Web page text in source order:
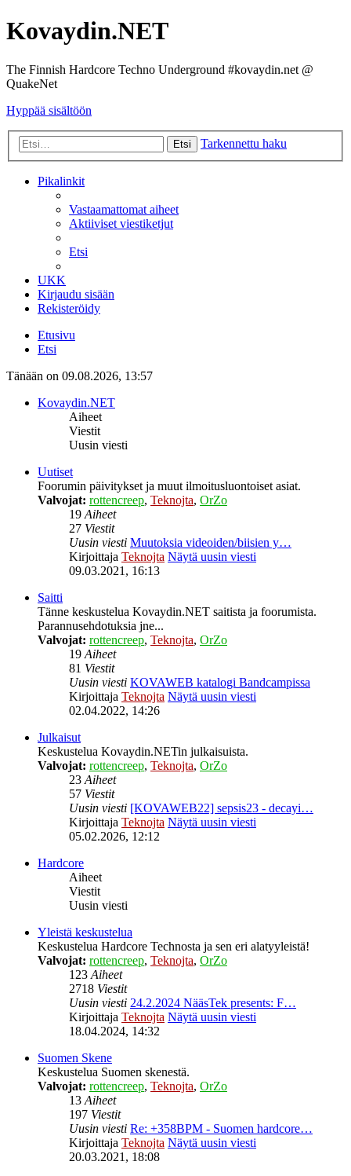
Kovaydin.NET
The Finnish Hardcore Techno Underground #kovaydin.net @
QuakeNet
Hyppää sisältöön
Etsi Tarkennettu haku
Pikalinkit
Vastaamattomat aiheet
Aktiiviset viestiketjut
Etsi
UKK
Kirjaudu sisään
Rekisteröidy
Etusivu
Etsi
Tänään on 09.08.2026, 13:57
Kovaydin.NET
Aiheet
Viestit
Uusin viesti
Uutiset
Foorumin päivitykset ja muut ilmoitusluontoiset asiat.
Valvojat: rottencreep, Teknojta, OrZo
19Aiheet
27 Viestit
Uusin viesti Muutoksia videoiden/biisien y…
Kirjoittaja Teknojta Näytä uusin viesti
09.03.2021, 16:13
Saitti
Tänne keskustelua Kovaydin.NET saitista ja foorumista.
Parannusehdotuksia jne...
Valvojat: rottencreep, Teknojta, OrZo
19Aiheet
81 Viestit
Uusin viesti KOVAWEB katalogi Bandcampissa
Kirjoittaja Teknojta Näytä uusin viesti
02.04.2022, 14:26
Julkaisut
Keskustelua Kovaydin.NETin julkaisuista.
Valvojat: rottencreep, Teknojta, OrZo
23Aiheet
57 Viestit
Uusin viesti [KOVAWEB22] sepsis23 - decayi…
Kirjoittaja Teknojta Näytä uusin viesti
05.02.2026, 12:12
Hardcore
Aiheet
Viestit
Uusin viesti
Yleistä keskustelua
Keskustelua Hardcore Technosta ja sen eri alatyyleistä!
Valvojat: rottencreep, Teknojta, OrZo
123Aiheet
2718 Viestit
Uusin viesti 24.2.2024 NääsTek presents: F…
Kirjoittaja Teknojta Näytä uusin viesti
18.04.2024, 14:32
Suomen Skene
Keskustelua Suomen skenestä.
Valvojat: rottencreep, Teknojta, OrZo
13Aiheet
197 Viestit
Uusin viesti Re: +358BPM - Suomen hardcore…
Kirjoittaja Teknojta Näytä uusin viesti
20.03.2021, 18:08